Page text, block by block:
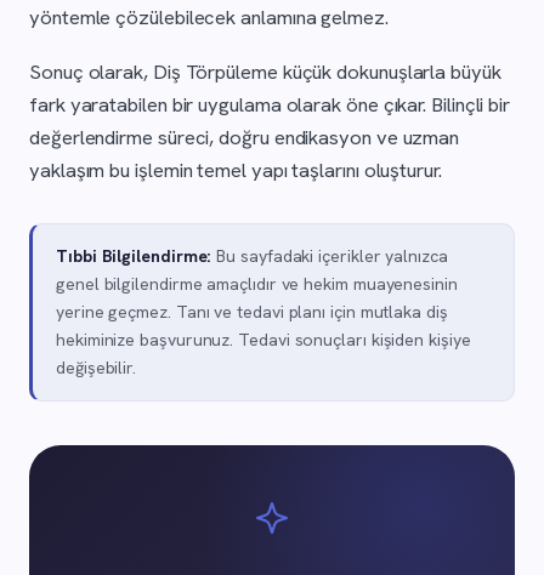
yöntemle çözülebilecek anlamına gelmez.
Sonuç olarak, Diş Törpüleme küçük dokunuşlarla büyük
fark yaratabilen bir uygulama olarak öne çıkar. Bilinçli bir
değerlendirme süreci, doğru endikasyon ve uzman
yaklaşım bu işlemin temel yapı taşlarını oluşturur.
Tıbbi Bilgilendirme: Bu sayfadaki içerikler yalnızca
genel bilgilendirme amaçlıdır ve hekim muayenesinin
yerine geçmez. Tanı ve tedavi planı için mutlaka diş
hekiminize başvurunuz. Tedavi sonuçları kişiden kişiye
değişebilir.